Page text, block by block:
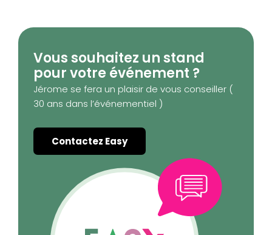
Vous souhaitez un stand
pour votre événement ?
Jérome se fera un plaisir de vous conseiller (
30 ans dans l’événementiel )
Contactez Easy